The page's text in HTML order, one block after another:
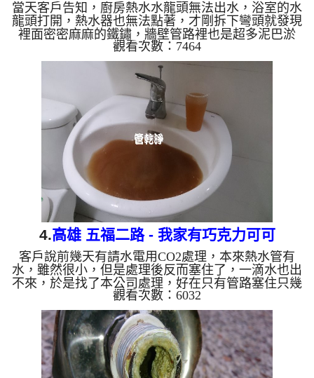
當天客戶告知，廚房熱水水龍頭無法出水，浴室的水
龍頭打開，熱水器也無法點著，才剛拆下彎頭就發現
裡面密密麻麻的鐵鏽，牆壁管路裡也是超多泥巴淤
積，於是我們架起 水管清洗機 ，開始 洗水管 ，才剛
灌入檸檬酸，管路就堵塞了， 清洗水管 時，水龍頭
沖出很多的鐵鏽及泥巴，過程好幾次 水管堵塞 ， 水
管清洗 約兩個半小時，終於讓熱水水量正常出水。
清洗水管 水管清洗 洗水管 熱水管堵塞 熱水忽冷忽熱
...
觀看次數：7464
4.高雄 五福二路 - 我家有巧克力可可
客戶說前幾天有請水電用CO2處理，本來熱水管有
水，雖然很小，但是處理後反而塞住了，一滴水也出
不來，於是找了本公司處理，好在只有管路塞住只幾
天，於是我們架起 水管清洗機 ，開始 洗水管 ， 清
洗水管 時，水龍頭沖出相當多的巧克力可可，過程
好幾次 水管堵塞 ， 水管清洗 約三小時，終於讓熱水
水量正常出水。 清洗水管 水管清洗 洗水管 熱水管堵
塞 熱水忽冷忽熱 ...
觀看次數：6032